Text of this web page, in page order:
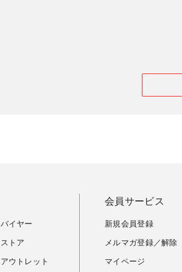
バイヤー
ストア
アウトレット
会員サービス
新規会員登録
メルマガ登録／解除
マイページ